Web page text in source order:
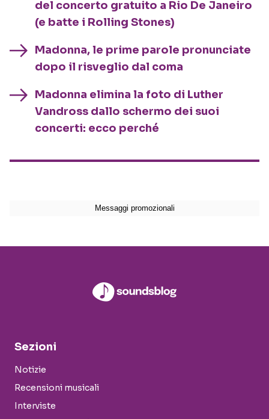
del concerto gratuito a Rio De Janeiro
(e batte i Rolling Stones)
Madonna, le prime parole pronunciate
dopo il risveglio dal coma
Madonna elimina la foto di Luther
Vandross dallo schermo dei suoi
concerti: ecco perché
Sezioni
Notizie
Recensioni musicali
Interviste